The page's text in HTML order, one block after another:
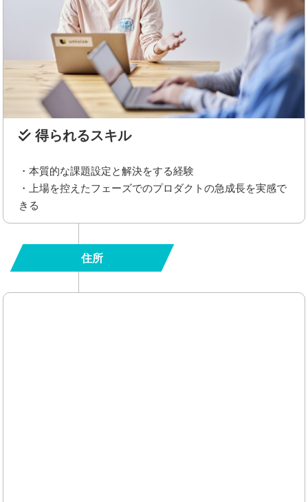
得られるスキル
・本質的な課題設定と解決をする経験
・上場を控えたフェーズでのプロダクトの急成長を実感で
きる
住所